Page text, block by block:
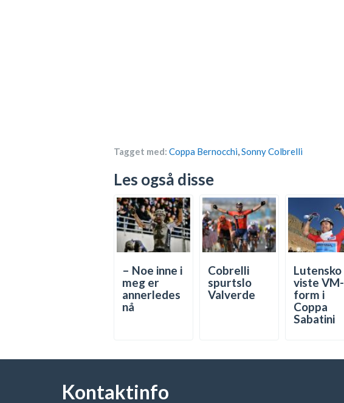
Tagget med: Coppa Bernocchi,Sonny Colbrelli
Les også disse
– Noe inne i
meg er
annerledes
nå
Cobrelli
spurtslo
Valverde
Lutensko
viste VM-
form i
Coppa
Sabatini
Kontaktinfo